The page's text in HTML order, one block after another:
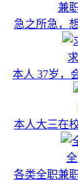
兼
急之所急，
本人 37岁，
本人大三在
各类全职兼